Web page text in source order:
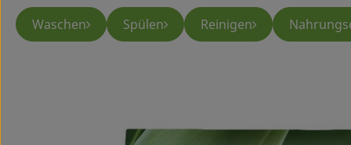
Waschen Spülen Reinigen